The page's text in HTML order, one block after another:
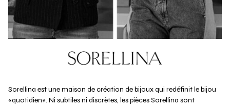
Sorellina est une maison de création de bijoux qui redéfinit le bijou
«quotidien». Ni subtiles ni discrètes, les pièces Sorellina sont